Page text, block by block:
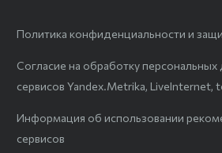
Политика конфиденциальности и
Согласие на обработку
сервисов Yandex.Metrika, LiveInternet,
Информация об использовании
сервисов